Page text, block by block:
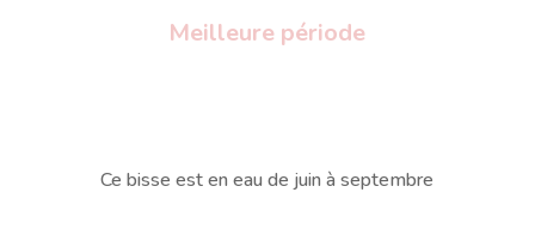
Meilleure période
Ce bisse est en eau de juin à septembre